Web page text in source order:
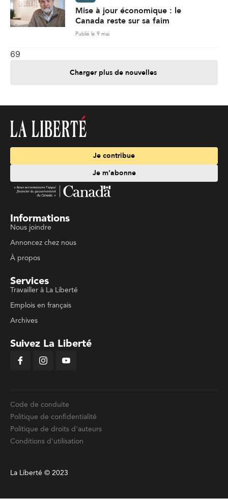
Mise à jour économique : le
Canada reste sur sa faim
Publié le 9 mai
69
Charger plus de nouvelles
Je contribue
Je m'abonne
Informations
Nous joindre
Annoncez chez nous
À propos
Services
Travailler à La Liberté
Emplois en français
Archives
Suivez La Liberté
Code de conduite
Politique de confidentialité
Politique de droits d'auteurs
Conditions d'utilisation
La Liberté © 2023